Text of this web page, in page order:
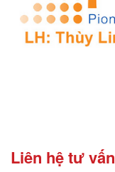
Liên hệ tư vấn